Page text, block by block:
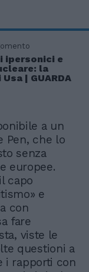
ipersonici e
la
| GUARDA
a un
Pen, che lo
senza
europee.
capo
e
con
fare
viste le
questioni a
i rapporti con